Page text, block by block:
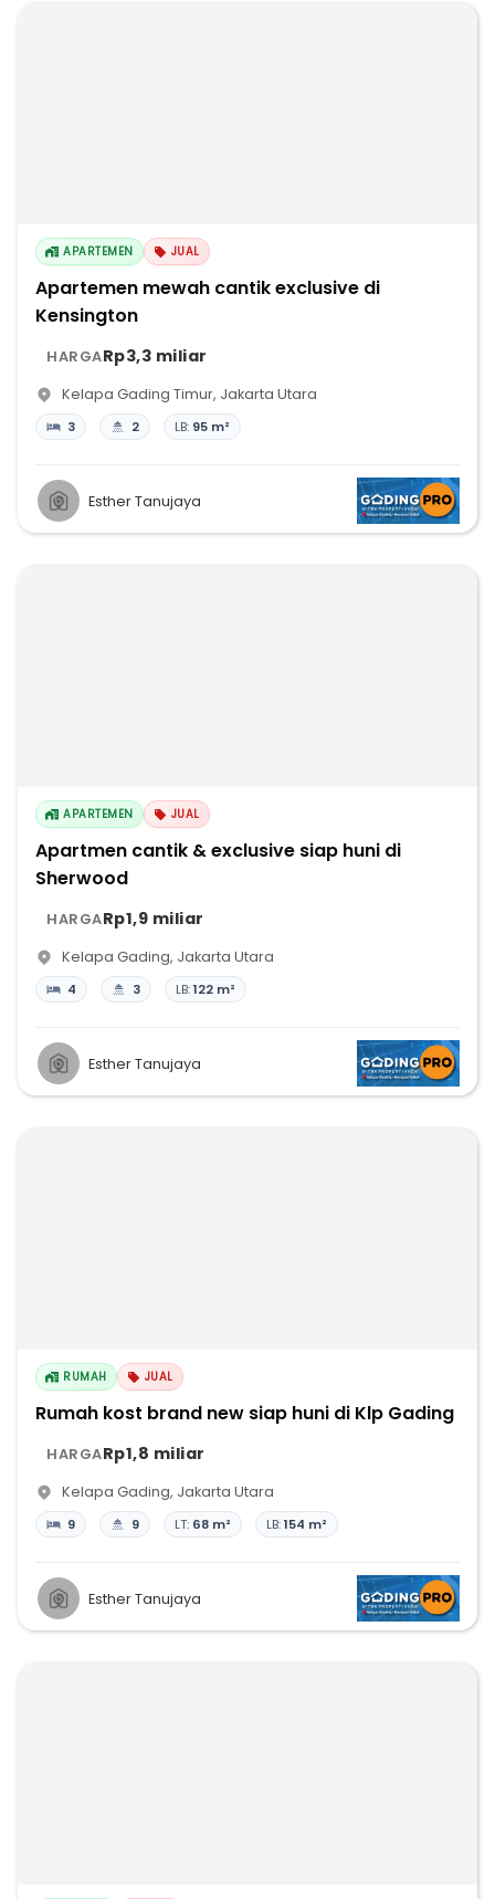
APARTEMEN JUAL
Apartemen mewah cantik exclusive di
Kensington
HARGARp3,3 miliar
Kelapa Gading Timur, Jakarta Utara
3 2 LB: 95 m²
Esther Tanujaya
APARTEMEN JUAL
Apartmen cantik & exclusive siap huni di
Sherwood
HARGARp1,9 miliar
Kelapa Gading, Jakarta Utara
4 3 LB:122 m²
Esther Tanujaya
RUMAH JUAL
Rumah kost brand new siap huni di Klp Gading
HARGARp1,8 miliar
Kelapa Gading, Jakarta Utara
9 9 LT: 68 m² LB:154 m²
Esther Tanujaya